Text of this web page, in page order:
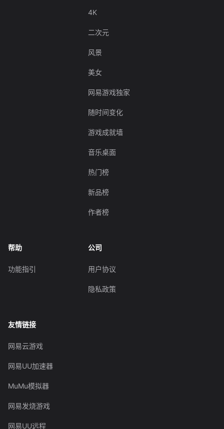
4K
二次元
风景
美女
网易游戏独家
随时间变化
游戏成就墙
音乐桌面
热门榜
新品榜
作者榜
帮助
功能指引
公司
用户协议
隐私政策
友情链接
网易云游戏
网易UU加速器
MuMu模拟器
网易发烧游戏
网易UU远程